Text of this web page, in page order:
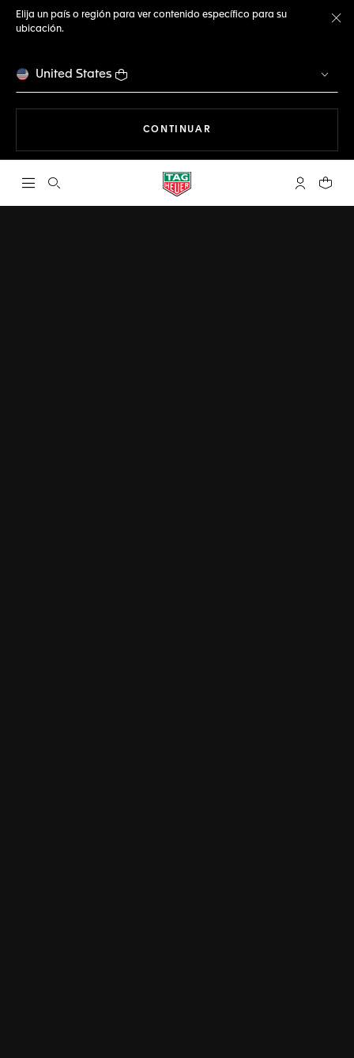
Elija un país o región para ver contenido específico para su
ubicación.
United States
CONTINUAR
Abrir el menú de búsqueda Cuenta Mi
Su